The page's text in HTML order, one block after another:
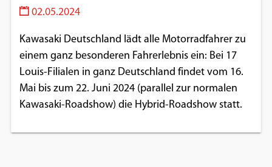
02.05.2024
Kawasaki Deutschland lädt alle Motorradfahrer zu
einem ganz besonderen Fahrerlebnis ein: Bei 17
Louis-Filialen in ganz Deutschland findet vom 16.
Mai bis zum 22. Juni 2024 (parallel zur normalen
Kawasaki-Roadshow) die Hybrid-Roadshow statt.